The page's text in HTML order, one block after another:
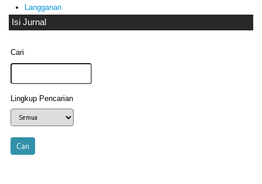
Langganan
Isi Jurnal
Cari
Lingkup Pencarian